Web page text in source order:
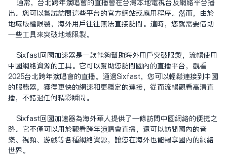
通常，台北跨年演唱会的直播会在台湾本地电视台及网络平台播
出。您可以尝试访问这些平台的官方网站或应用程序。然而，由于
地域版权限制，海外用户往往无法直接访问。这时，您就需要借助
一些工具来突破地域限制。
Sixfast回国加速器是一款能够帮助海外用户突破限制，流畅使用
中国网络资源的工具。它可以帮助您访问国内的直播平台，观看
2025台北跨年演唱会的直播。通过Sixfast，您可以轻松连接到中国
的服务器，获得更快的网速和更稳定的连接，从而流畅观看高清直
播，不错过任何精彩瞬间。
Sixfast回国加速器为海外华人提供了一条访问中国网络的便捷之
路。它不仅可以用于观看跨年演唱会直播，还可以访问国内的音
乐、视频、游戏等各种网络资源，让您在海外也能畅享国内的网络
世界。